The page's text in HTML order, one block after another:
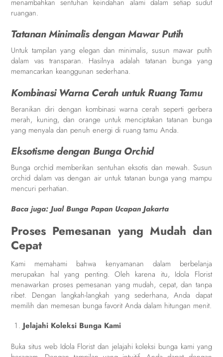
menambahkan sentuhan keindahan alami dalam setiap sudut
ruangan.
Tatanan Minimalis dengan Mawar Putih
Untuk tampilan yang elegan dan minimalis, susun mawar putih
dalam vas transparan. Hasilnya adalah tatanan bunga yang
memancarkan keanggunan sederhana.
Kombinasi Warna Cerah untuk Ruang Tamu
Beranikan diri dengan kombinasi warna cerah seperti gerbera
merah, kuning, dan orange untuk menciptakan tatanan bunga
yang menyala dan penuh energi di ruang tamu Anda.
Eksotisme dengan Bunga Orchid
Bunga orchid memberikan sentuhan eksotis dan mewah. Susun
orchid dalam vas dengan air untuk tatanan bunga yang mampu
mencuri perhatian.
Baca juga:Jual Bunga Papan Ucapan Jakarta
Proses Pemesanan yang Mudah dan
Cepat
Kami memahami bahwa kenyamanan dalam berbelanja
merupakan hal yang penting. Oleh karena itu, Idola Florist
menawarkan proses pemesanan yang mudah, cepat, dan tanpa
ribet. Dengan langkah-langkah yang sederhana, Anda dapat
memilih dan memesan bunga favorit Anda dalam hitungan menit.
Jelajahi Koleksi Bunga Kami
Buka situs web Idola Florist dan jelajahi koleksi bunga kami yang